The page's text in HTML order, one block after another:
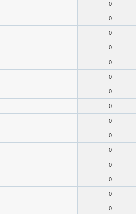
0
0
0
0
0
0
0
0
0
0
0
0
0
0
0